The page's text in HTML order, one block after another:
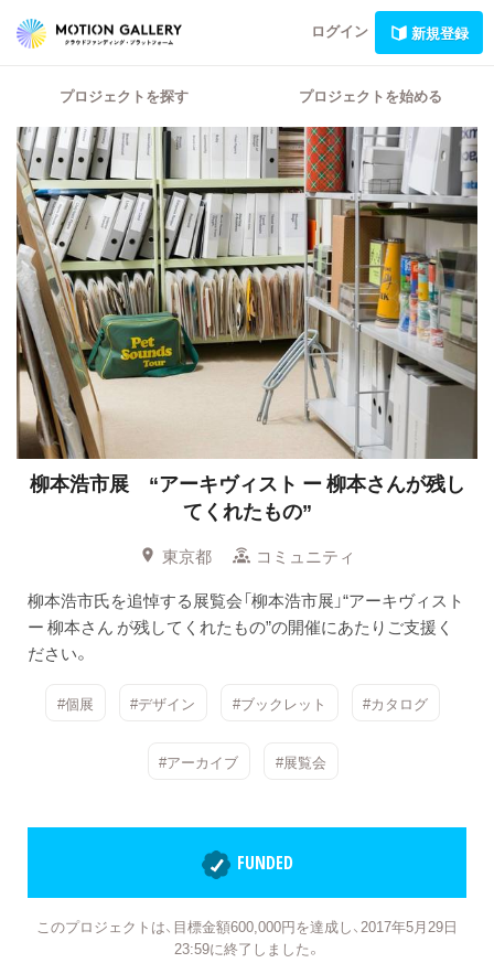
ログイン 新規登録
プロジェクトを探す プロジェクトを始める
柳本浩市展 “アーキヴィスト ー 柳本さんが残し
てくれたもの”
東京都
コミュニティ
柳本浩市氏を追悼する展覧会「柳本浩市展」“アーキヴィスト
ー 柳本さん が残してくれたもの”の開催にあたりご支援く
ださい。
#個展 #デザイン #ブックレット #カタログ
#アーカイブ #展覧会
FUNDED
このプロジェクトは、目標金額600,000円を達成し、2017年5月29日
23:59に終了しました。